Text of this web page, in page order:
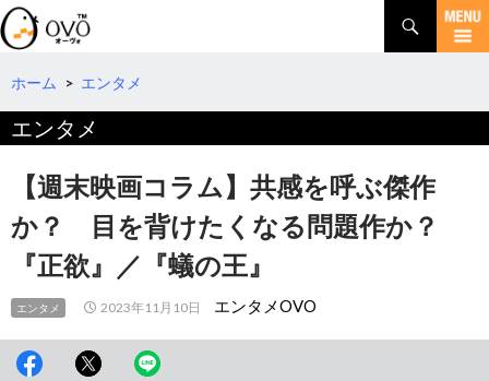
検
索
コ
テ
へ
ホーム > エンタメ
エンタメ
【週末映画コラム】共感を呼ぶ傑作
か？ 目を背けたくなる問題作か？
『正欲』／『蟻の王』
エンタメ 2023年11月10日 エンタメOVO